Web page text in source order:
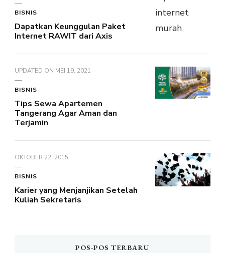
BISNIS
Dapatkan Keunggulan Paket
Internet RAWIT dari Axis
UPDATED ON MEI 19, 2021
BISNIS
Tips Sewa Apartemen
Tangerang Agar Aman dan
Terjamin
OKTOBER 22, 2015
BISNIS
Karier yang Menjanjikan Setelah
Kuliah Sekretaris
POS-POS TERBARU